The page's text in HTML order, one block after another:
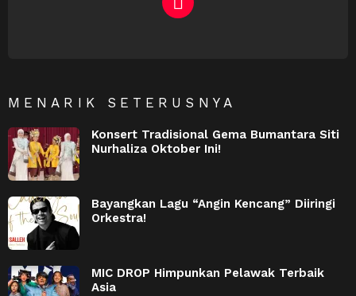
MENARIK SETERUSNYA
Konsert Tradisional Gema Bumantara Siti
Nurhaliza Oktober Ini!
Bayangkan Lagu “Angin Kencang” Diiringi
Orkestra!
MIC DROP Himpunkan Pelawak Terbaik
Asia